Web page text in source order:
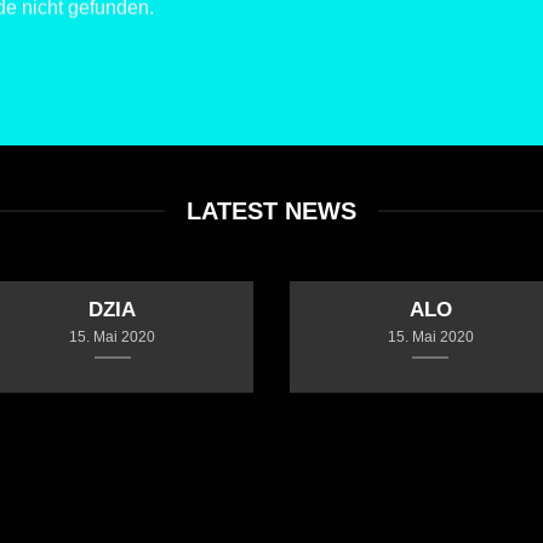
nicht gefunden.
LATEST NEWS
DZIA
15. Mai 2020
ALO
15. Mai 2020